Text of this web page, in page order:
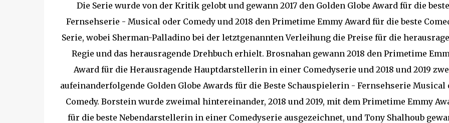
Die Serie wurde von der Kritik gelobt und gewann 2017 den Golden Globe Award für die beste
Fernsehserie - Musical oder Comedy und 2018 den Primetime Emmy Award für die beste
Serie, wobei Sherman-Palladino bei der letztgenannten Verleihung die Preise für die
Regie und das herausragende Drehbuch erhielt. Brosnahan gewann 2018 den Primetime
Award für die Herausragende Hauptdarstellerin in einer Comedyserie und 2018 und 2019
aufeinanderfolgende Golden Globe Awards für die Beste Schauspielerin - Fernsehserie Musical
Comedy. Borstein wurde zweimal hintereinander, 2018 und 2019, mit dem Primetime Emmy
für die beste Nebendarstellerin in einer Comedyserie ausgezeichnet, und Tony Shalhoub